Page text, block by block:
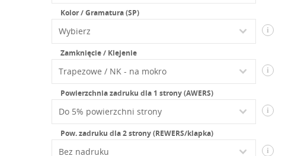
Kolor / Gramatura (SP)
i
Zamknięcie / Klejenie
i
Powierzchnia zadruku dla 1 strony (AWERS)
i
Pow. zadruku dla 2 strony (REWERS/klapka)
i